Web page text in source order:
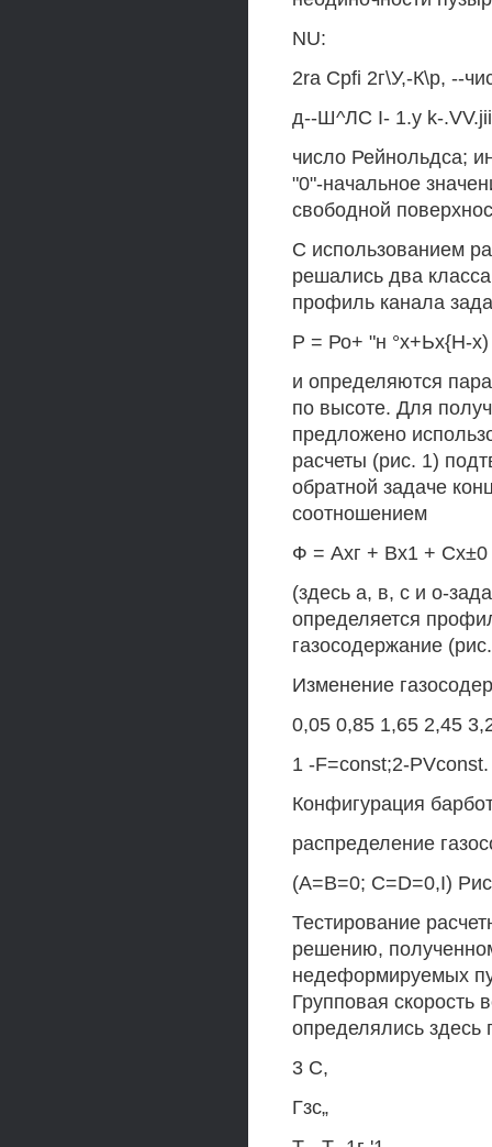
NU:
2ra Cpfi 2г\У,-К\р, --
д--Ш^ЛС I- 1.у k-
число Рейнольдса;
"0"-начальное
свободной
С использованием
решались два
профиль канала
Р = Ро+ "н °х+Ьх{Н-
и определяются
по высоте. Для
предложено
расчеты (рис. 1)
обратной задаче
соотношением
Ф = Ахг + Вх1 + Сх±0
(здесь а, в, с и о-
определяется
газосодержание
Изменение
0,05 0,85 1,65 2,45
1 -F=const;2-
Конфигурация
распределение
(А=В=0; C=D=0,I)
Тестирование
решению,
недеформируемых
Групповая скорость
определялись здесь
3 С,
Гзс„